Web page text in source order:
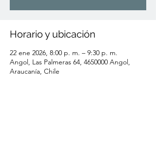
Horario y ubicación
22 ene 2026, 8:00 p. m. – 9:30 p. m.
Angol, Las Palmeras 64, 4650000 Angol,
Araucanía, Chile